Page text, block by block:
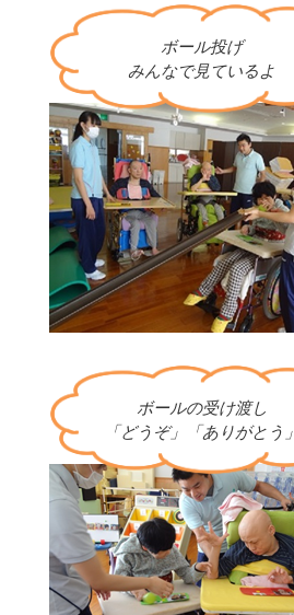
ボール投げ
みんなで見ているよ
ボールの受け渡し
「どうぞ」「ありがとう」